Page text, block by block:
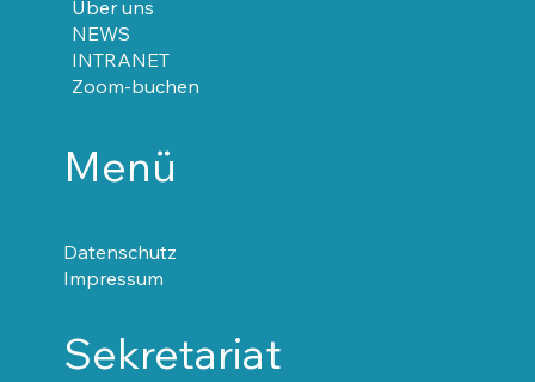
Über uns
NEWS
INTRANET
Zoom-buchen
Menü
Datenschutz
Impressum
Sekretariat